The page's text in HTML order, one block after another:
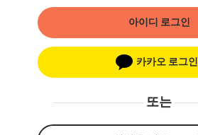
아이디 로그인
카카오 로그인
또는